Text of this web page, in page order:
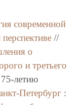
современной
//
о
и третьего
летию
Петербург: